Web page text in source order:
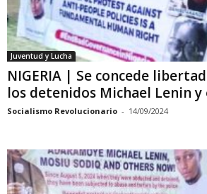
Juventud y Lucha
NIGERIA | Se concede
los detenidos Michael Lenin
Socialismo Revolucionario - 14/09/2024